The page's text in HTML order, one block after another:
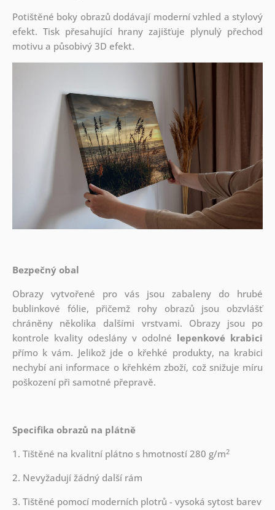
Potištěné boky obrazů dodávají moderní vzhled a stylový
efekt. Tisk přesahující hrany zajišťuje plynulý přechod
motivu a působivý 3D efekt.
Bezpečný obal
Obrazy vytvořené pro vás jsou zabaleny do hrubé
bublinkové fólie, přičemž rohy obrazů jsou obzvlášť
chráněny několika dalšími vrstvami. Obrazy jsou po
kontrole kvality odeslány v odolné lepenkové krabici
přímo k vám. Jelikož jde o křehké produkty, na krabici
nechybí ani informace o křehkém zboží, což snižuje míru
poškození při samotné přepravě.
Specifika obrazů na plátně
1. Tištěné na kvalitní plátno s hmotností 280 g/m2
2. Nevyžadují žádný další rám
3. Tištěné pomocí moderních plotrů - vysoká sytost barev